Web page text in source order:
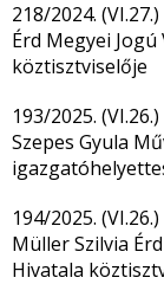
218/2024.
Érd Megyei
köztisztviselője
193/2025.
Szepes Gyula
194/2025.
Müller Szilvia
Hivatala